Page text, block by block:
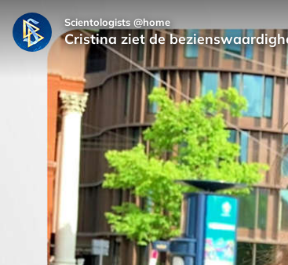
Scientologists @home
Cristina ziet de